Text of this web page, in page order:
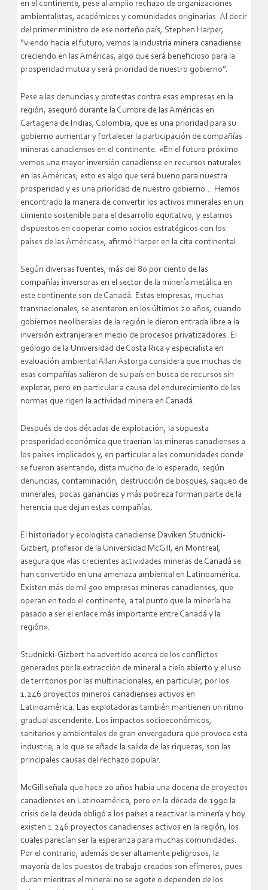
en el continente, pese al amplio rechazo de organizaciones
ambientalistas, académicos y comunidades originarias. Al decir
del primer ministro de ese norteño país, Stephen Harper,
“viendo hacia el futuro, vemos la industria minera canadiense
creciendo en las Américas, algo que será beneficioso para la
prosperidad mutua y será prioridad de nuestro gobierno”.
Pese a las denuncias y protestas contra esas empresas en la
región, aseguró durante la Cumbre de las Américas en
Cartagena de Indias, Colombia, que es una prioridad para su
gobierno aumentar y fortalecer la participación de compañías
mineras canadienses en el continente. «En el futuro próximo
vemos una mayor inversión canadiense en recursos naturales
en las Américas; esto es algo que será bueno para nuestra
prosperidad y es una prioridad de nuestro gobierno… Hemos
encontrado la manera de convertir los activos minerales en un
cimiento sostenible para el desarrollo equitativo, y estamos
dispuestos en cooperar como socios estratégicos con los
países de las Américas», afirmó Harper en la cita continental.
Según diversas fuentes, más del 80 por ciento de las
compañías inversoras en el sector de la minería metálica en
este continente son de Canadá. Estas empresas, muchas
transnacionales, se asentaron en los últimos 20 años, cuando
gobiernos neoliberales de la región le dieron entrada libre a la
inversión extranjera en medio de procesos privatizadores. El
geólogo de la Universidad de Costa Rica y especialista en
evaluación ambiental Allan Astorga considera que muchas de
esas compañías salieron de su país en busca de recursos sin
explotar, pero en particular a causa del endurecimiento de las
normas que rigen la actividad minera en Canadá.
Después de dos décadas de explotación, la supuesta
prosperidad económica que traerían las mineras canadienses a
los países implicados y, en particular a las comunidades donde
se fueron asentando, dista mucho de lo esperado, según
denuncias, contaminación, destrucción de bosques, saqueo de
minerales, pocas ganancias y más pobreza forman parte de la
herencia que dejan estas compañías.
El historiador y ecologista canadiense Daviken Studnicki-
Gizbert, profesor de la Universidad McGill, en Montreal,
asegura que «las crecientes actividades mineras de Canadá se
han convertido en una amenaza ambiental en Latinoamérica.
Existen más de mil 500 empresas mineras canadienses, que
operan en todo el continente, a tal punto que la minería ha
pasado a ser el enlace más importante entre Canadá y la
región».
Studnicki-Gizbert ha advertido acerca de los conflictos
generados por la extracción de mineral a cielo abierto y el uso
de territorios por las multinacionales, en particular, por los
1.246 proyectos mineros canadienses activos en
Latinoamérica. Las explotadoras también mantienen un ritmo
gradual ascendente. Los impactos socioeconómicos,
sanitarios y ambientales de gran envergadura que provoca esta
industria, a lo que se añade la salida de las riquezas, son las
principales causas del rechazo popular.
McGill señala que hace 20 años había una docena de proyectos
canadienses en Latinoamérica, pero en la década de 1990 la
crisis de la deuda obligó a los países a reactivar la minería y hoy
existen 1.246 proyectos canadienses activos en la región, los
cuales parecían ser la esperanza para muchas comunidades.
Por el contrario, además de ser altamente peligrosos, la
mayoría de los puestos de trabajo creados son efímeros, pues
duran mientras el mineral no se agote o dependen de los